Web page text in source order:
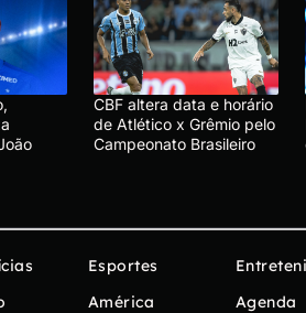
CBF altera data e horário
de Atlético x Grêmio pelo
Campeonato Brasileiro
Esportes
América
Agenda